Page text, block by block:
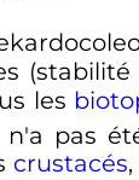
les
pas
crustacés